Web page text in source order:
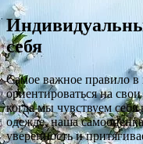
себя
Самое важное правило в
ориентироваться на
когда мы чувствуем
одежде, наша
уверенность и